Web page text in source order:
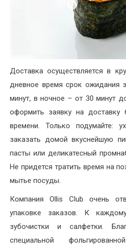
Доставка осуществляется в
дневное время срок ожидания
минут, в ночное – от 30 минут
оформить заявку на
времени. Только подумайте:
заказать домой вкуснейшую
пасты или деликатесный
Не придется тратить время на
мытье посуды.
Компания Ollis Club очень
упаковке заказов. К
зубочистки и салфетки.
специальной